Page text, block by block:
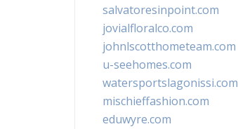
salvatoresinpoint.com
jovialfloralco.com
johnlscotthometeam.com
u-seehomes.com
watersportslagonissi.com
mischieffashion.com
eduwyre.com